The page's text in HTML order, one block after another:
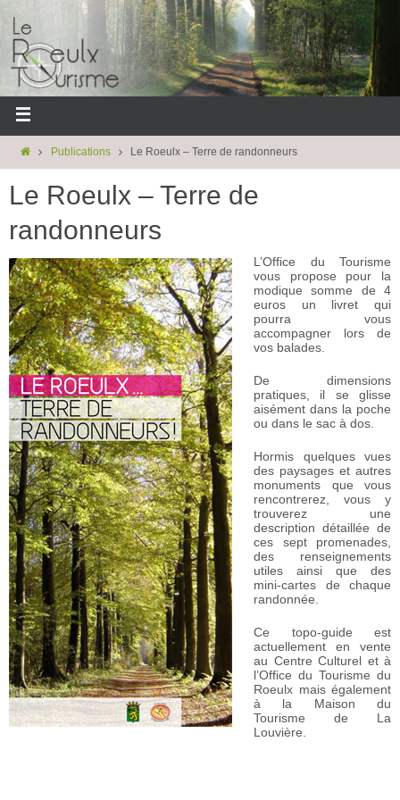
Publications Le Roeulx – Terre de randonneurs
Le Roeulx – Terre de
randonneurs
L’Office du Tourisme
vous propose pour la
modique somme de 4
euros un livret qui
pourra vous
accompagner lors de
vos balades.
De dimensions
pratiques, il se glisse
aisément dans la poche
ou dans le sac à dos.
Hormis quelques vues
des paysages et autres
monuments que vous
rencontrerez, vous y
trouverez une
description détaillée de
ces sept promenades,
des renseignements
utiles ainsi que des
mini-cartes de chaque
randonnée.
Ce topo-guide est
actuellement en vente
au Centre Culturel et à
l’Office du Tourisme du
Roeulx mais également
à la Maison du
Tourisme de La
Louvière.